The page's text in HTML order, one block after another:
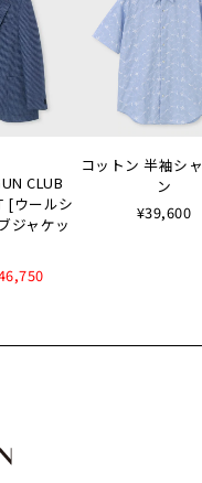
CLUB
[ウールシ
ジャケッ
コットン 半袖シ
ン
¥39,600